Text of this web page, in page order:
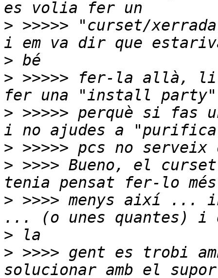
> >>>>> "curset/
>
> >>>>> fer-la allà, li
> >>>>> perquè si fas
>
> >>>> Bueno, el
> >>>> menys així ...
>
> >>>> gent es trobi